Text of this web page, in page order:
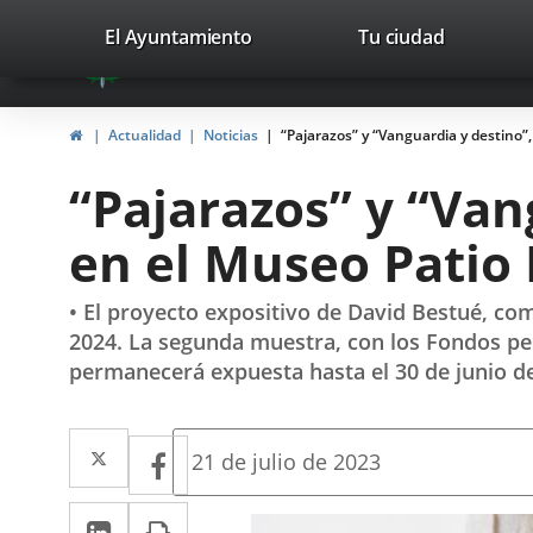
Portal
Web
del
Valladolid
avaTop
valladolid.es
El Ayuntamiento Tu ciudad
InicioActualidad Noticias “Pajarazos” y “Vanguardia y
“Pajarazos” y
en el Museo
• El proyecto expositivo de David Bestué,
2024. La segunda muestra, con los Fondos
permanecerá expuesta hasta el 30 de junio
Twitter
Enlace
a
Facebook
Enlace
a
LinkedIn
Enlace
Fecha
la
21 de julio de 2023